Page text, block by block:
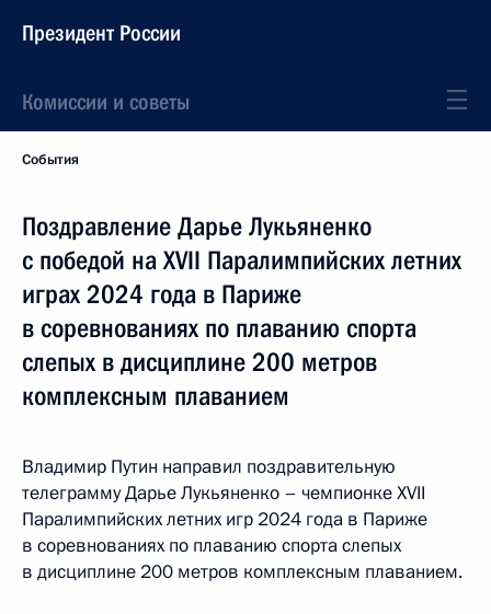
Президент России
Комиссии и советы
События
Поздравление Дарье Лукьяненко
с победой на XVII Паралимпийских летних
играх 2024 года в Париже
в соревнованиях по плаванию спорта
слепых в дисциплине 200 метров
комплексным плаванием
Владимир Путин направил поздравительную
телеграмму Дарье Лукьяненко – чемпионке XVII
Паралимпийских летних игр 2024 года в Париже
в соревнованиях по плаванию спорта слепых
в дисциплине 200 метров комплексным плаванием.